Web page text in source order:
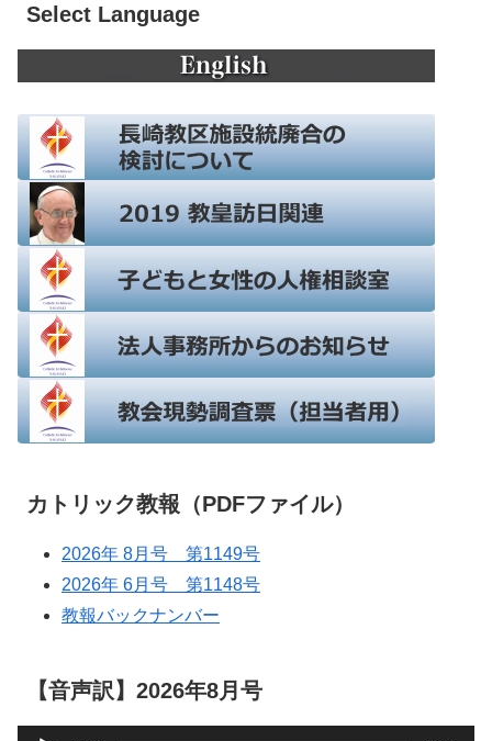
Select Language
カトリック教報（PDFファイル）
2026年 8月号 第1149号
2026年 6月号 第1148号
教報バックナンバー
【音声訳】2026年8月号